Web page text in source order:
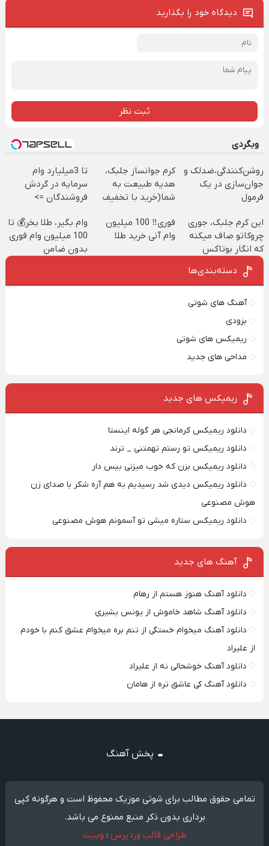
دیدگاه خود را بگذارید
ثبت نظر
وبگردی
روشن‌کنندگی،ضد‌لک و
جوان‌سازی در یک
فرمول
کرم جوانساز جلبک،
هدیه طبیعت به
شما(خرید با تخفیف
تا 3میلیارد وام
سرمایه در گردش
فروشندگان =>
کن
این کرم جلبک، جوری
چروکاتو صاف میکنه
که انگار بوتاکس
کردی!(تخفیف ویژه)
فوری‼️ 100 میلیون
وام آنی خرید طلا
وام بگیر، طلا بخر💰 تا
100 میلیون وام فوری
بدون ضامن
دسته‌بندی‌ها
آهنگ های شوتی
بزودی
ریمیکس های شوتی
مداحی های جدید
ریمیکس‌ های جدید
دانلود ریمیکس کرمانجی هر گوله اینستا
دانلود ریمیکس تو رستم تهمتنی _ ترند
دانلود ریمیکس بزن که خوب میزنی بیس دار
دانلود ریمیکس دیدی شد رسیدیم به هم آره شکر با صدای زن
هوش مصنوعی
دانلود ریمیکس ستاره میشی تو آسمونم هوش مصنوعی
آهنگ های جدید
دانلود آهنگ هنوز هستم از رهام
دانلود آهنگ شاهد خاموش از یونس بشیری
دانلود آهنگ میخوام خستگی از تنم بره میخوام عشق کنم با خودم
از علیراد
دانلود آهنگ خوشحالی نه از علیراد
دانلود آهنگ کی عاشق تره از هامان
پخش آهنگ
تمامی حقوق مطالب برای شوتی موزیک محفوظ است و هرگونه کپی
برداری بدون ذکر منبع ممنوع می باشد.
طراحی قالب وردپرس : وبیت